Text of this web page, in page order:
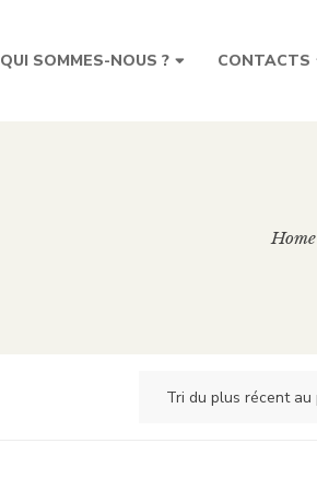
QUI SOMMES-NOUS ? CONTACTS
Home